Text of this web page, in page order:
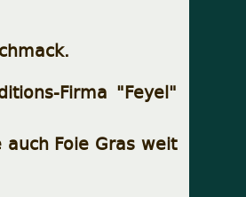
Firma "Feyel"
Foie Gras weit